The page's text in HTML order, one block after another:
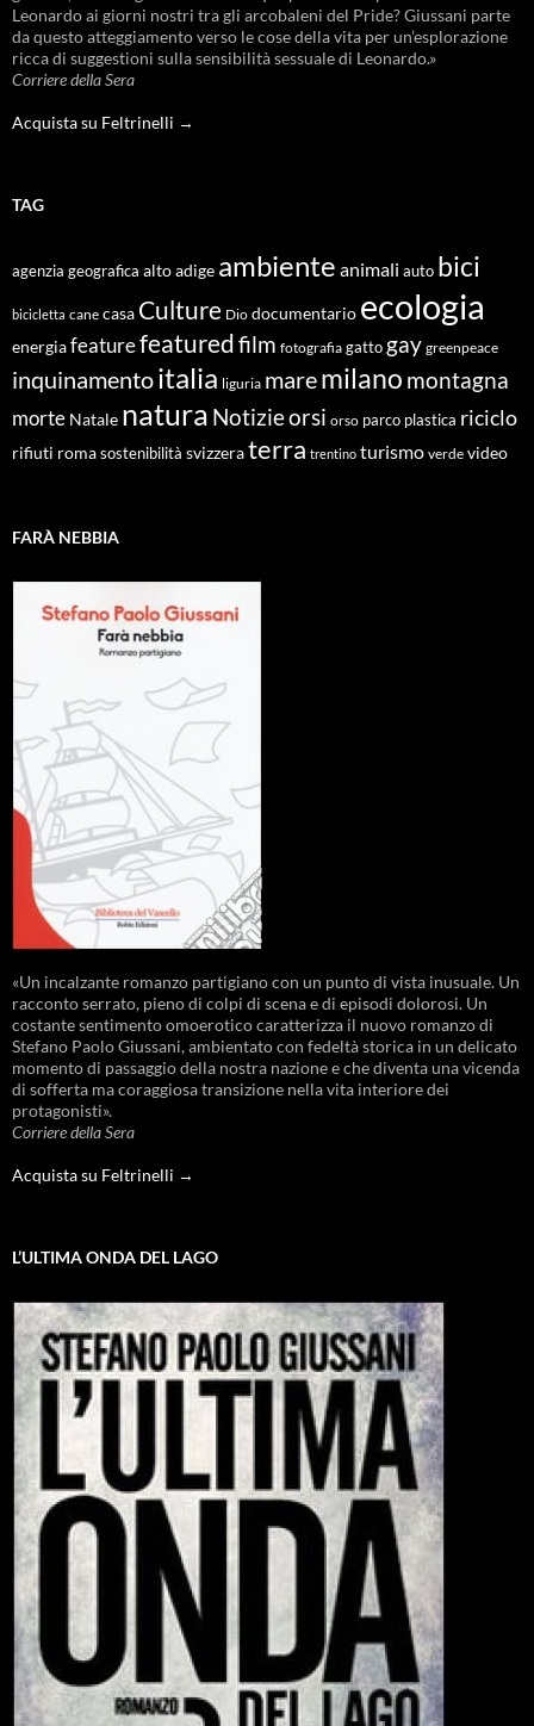
Leonardo ai giorni nostri tra gli arcobaleni del Pride? Giussani parte
da questo atteggiamento verso le cose della vita per un’esplorazione
ricca di suggestioni sulla sensibilità sessuale di Leonardo.»
Corriere della Sera
Acquista su Feltrinelli →
TAG
agenzia geografica alto adige ambiente animali auto bici
bicicletta cane casa Culture Dio documentario ecologia
energiafeaturefeaturedfilm fotografia gatto gay greenpeace
inquinamentoitalia liguria maremilano montagna
morte Natale natura Notizieorsi orso parco plastica riciclo
rifiuti roma sostenibilità svizzeraterra trentino turismo verde video
FARÀ NEBBIA
«Un incalzante romanzo partigiano con un punto di vista inusuale. Un
racconto serrato, pieno di colpi di scena e di episodi dolorosi. Un
costante sentimento omoerotico caratterizza il nuovo romanzo di
Stefano Paolo Giussani, ambientato con fedeltà storica in un delicato
momento di passaggio della nostra nazione e che diventa una vicenda
di sofferta ma coraggiosa transizione nella vita interiore dei
protagonisti».
Corriere della Sera
Acquista su Feltrinelli →
L’ULTIMA ONDA DEL LAGO